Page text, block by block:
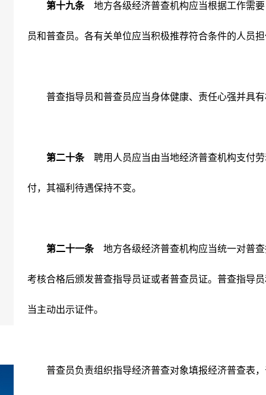
第十九条地方各级经济普查机构应当根据工作需要
员和普查员。各有关单位应当积极推荐符合条件的人员
普查指导员和普查员应当身体健康、责任心强并具有
第二十条聘用人员应当由当地经济普查机构支付劳
付，其福利待遇保持不变。
第二十一条地方各级经济普查机构应当统一对普查
考核合格后颁发普查指导员证或者普查员证。普查指导
当主动出示证件。
普查员负责组织指导经济普查对象填报经济普查表，